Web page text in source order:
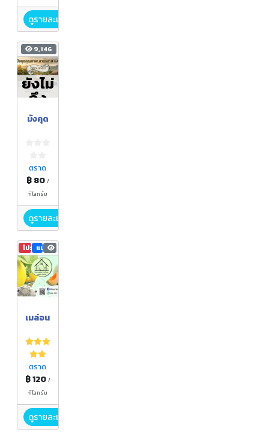
ดูรายละเอียด
9,146
ยังไม่
ถึง
ฤดูกา
ล
มังคุด
ตราด
฿ 80 /
กิโลกรัม
ดูรายละเอียด
โปรโมชัน
แนะนำ 5,873
เมล่อน
ตราด
฿ 120 /
กิโลกรัม
ดูรายละเอียด